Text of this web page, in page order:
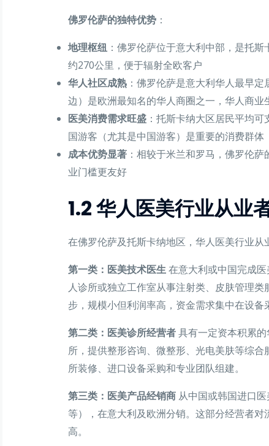
佛罗伦萨的独特优势：
地理枢纽：佛罗伦萨位于意大利中部，是托
约270公里，便于辐射全欧客户
华人社区成熟：佛罗伦萨是意大利华人最早
边）是欧洲最知名的华人商圈之一，华人商业
医美消费需求旺盛：托斯卡纳大区居民平均可
国游客（尤其是中国游客）是重要的消费群体
成本优势显著：相较于米兰和罗马，佛罗伦萨
业门槛更友好
1.2 华人医美行业从业
在佛罗伦萨及托斯卡纳地区，华人医美行业从
第一类：医美技术医生在意大利或中国完成
人诊所或独立工作室从事注射类、皮肤管理
步，规模小但利润率高，资金需求集中在设备
第二类：医美诊所经营者具有一定资本积累的
所，提供整形咨询、微整形、光电美肤等综
所装修、进口设备采购和专业团队组建。
第三类：医美产品经销商从中国或韩国进口医
等），在意大利及欧洲分销。这部分经营者
高。